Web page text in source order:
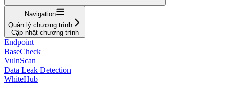
Navigation
Quản lý chương trình
Cập nhật chương trình
Endpoint
BaseCheck
VulnScan
Data Leak Detection
WhiteHub